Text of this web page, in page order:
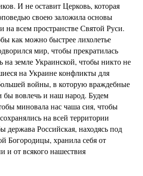
И не оставит Церковь, которая
своею заложила основы
на всем пространстве Святой Руси.
как можно быстрее лихолетье
мир, чтобы прекратилась
на земле Украинской, чтобы никто не
на Украине конфликты для
войны, в которую враждебные
бы вовлечь и наш народ. Будем
миновала нас чаша сия, чтобы
на всей территории
держава Российская, находясь под
Богородицы, хранила себя от
и от всякого нашествия